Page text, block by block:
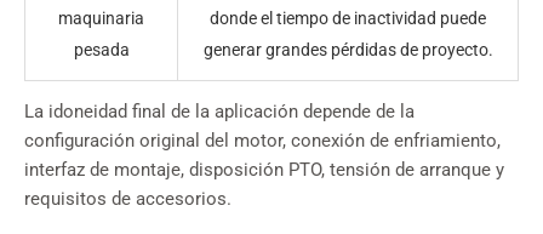
maquinaria
pesada
donde el tiempo de inactividad puede
generar grandes pérdidas de proyecto.
La idoneidad final de la aplicación depende de la
configuración original del motor, conexión de enfriamiento,
interfaz de montaje, disposición PTO, tensión de arranque y
requisitos de accesorios.